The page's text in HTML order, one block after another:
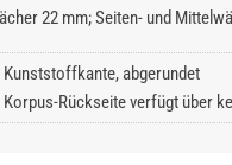
22 mm; Seiten- und
abgerundet
Rückseite verfügt über